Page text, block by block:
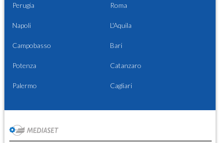
Perugia Roma
Napoli L'Aquila
Campobasso Bari
Potenza Catanzaro
Palermo Cagliari